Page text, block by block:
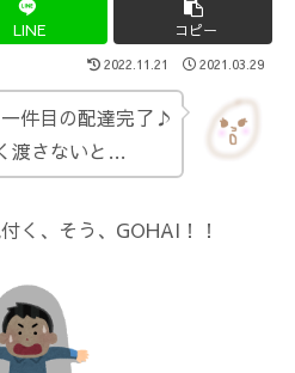
LINE コピー
2022.11.21 2021.03.29
件目の配達完了♪
渡さないと…
く、そう、GOHAI！！